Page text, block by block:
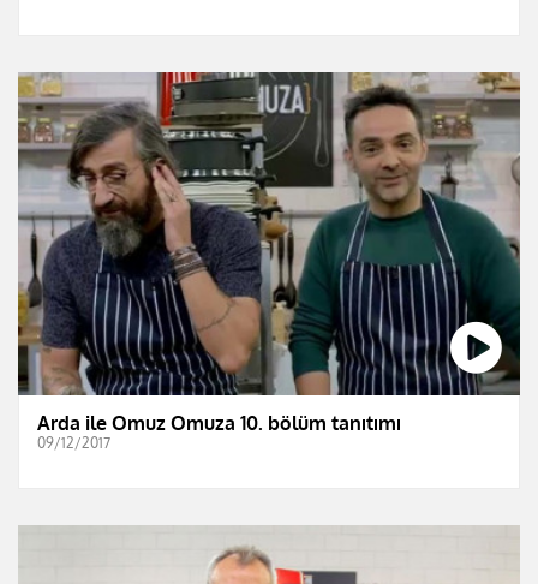
Arda ile Omuz Omuza 10. bölüm tanıtımı
09/12/2017